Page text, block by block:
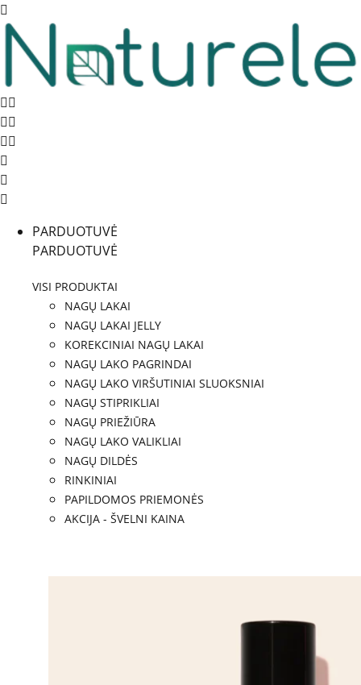
PARDUOTUVĖ
PARDUOTUVĖ
VISI PRODUKTAI
NAGŲ LAKAI
NAGŲ LAKAI JELLY
KOREKCINIAI NAGŲ LAKAI
NAGŲ LAKO PAGRINDAI
NAGŲ LAKO VIRŠUTINIAI SLUOKSNIAI
NAGŲ STIPRIKLIAI
NAGŲ PRIEŽIŪRA
NAGŲ LAKO VALIKLIAI
NAGŲ DILDĖS
RINKINIAI
PAPILDOMOS PRIEMONĖS
AKCIJA - ŠVELNI KAINA